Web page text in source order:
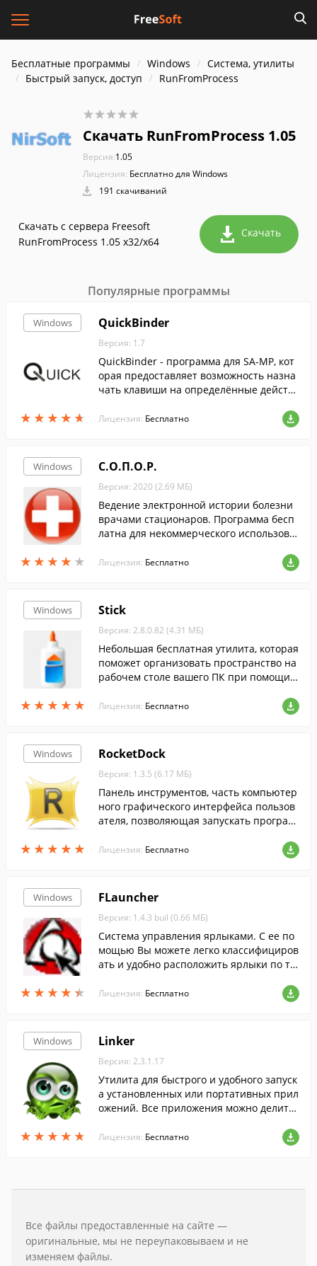
Бесплатные программы Windows
Система, утилиты
Быстрый запуск, доступ
RunFromProcess
Скачать RunFromProcess 1.05
Версия:1.05
Лицензия: Бесплатно для Windows
191 скачиваний
Скачать с сервера Freesoft
RunFromProcess 1.05 x32/x64
Скачать
Популярные программы
Windows
★ ★ ★ ★ ★
★ ★ ★ ★ ★
QuickBinder
Версия: 1.7
QuickBinder - программа для SA-MP, кот
орая предоставляет возможность назна
чать клавиши на определённые действ
Лицензия: Бесплатно
Windows
★ ★ ★ ★ ★
★ ★ ★ ★ ★
С.О.П.О.Р.
Версия: 2020 (2.69 МБ)
Ведение электронной истории болезни
врачами стационаров. Программа бесп
латна для некоммерческого использова
Лицензия: Бесплатно
Windows
★ ★ ★ ★ ★
★ ★ ★ ★ ★
Stick
Версия: 2.8.0.82 (4.31 МБ)
Небольшая бесплатная утилита, которая
поможет организовать пространство на
рабочем столе вашего ПК при помощи у
естить наиболее часто используемые п
рограммы для быстрого доступа к ним.
Лицензия: Бесплатно
Windows
★ ★ ★ ★ ★
★ ★ ★ ★ ★
RocketDock
Версия: 1.3.5 (6.17 МБ)
Панель инструментов, часть компьютер
ного графического интерфейса пользов
ателя, позволяющая запускать програм
жду работающими программами.
Лицензия: Бесплатно
Windows
★ ★ ★ ★ ★
★ ★ ★ ★ ★
FLauncher
Версия: 1.4.3 buil (0.66 МБ)
Система управления ярлыками. С ее по
мощью Вы можете легко классифициров
ать и удобно расположить ярлыки по ти
Лицензия: Бесплатно
Windows
★ ★ ★ ★ ★
★ ★ ★ ★ ★
Linker
Версия: 2.3.1.17
Утилита для быстрого и удобного запуск
а установленных или портативных прил
ожений. Все приложения можно делить
Лицензия: Бесплатно
Все файлы предоставленные на сайте —
оригинальные, мы не переупаковываем и не
изменяем файлы.